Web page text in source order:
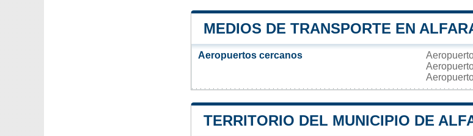
MEDIOS DE TRANSPORTE EN
Aeropuertos cercanos
TERRITORIO DEL MUNICIPIO DE